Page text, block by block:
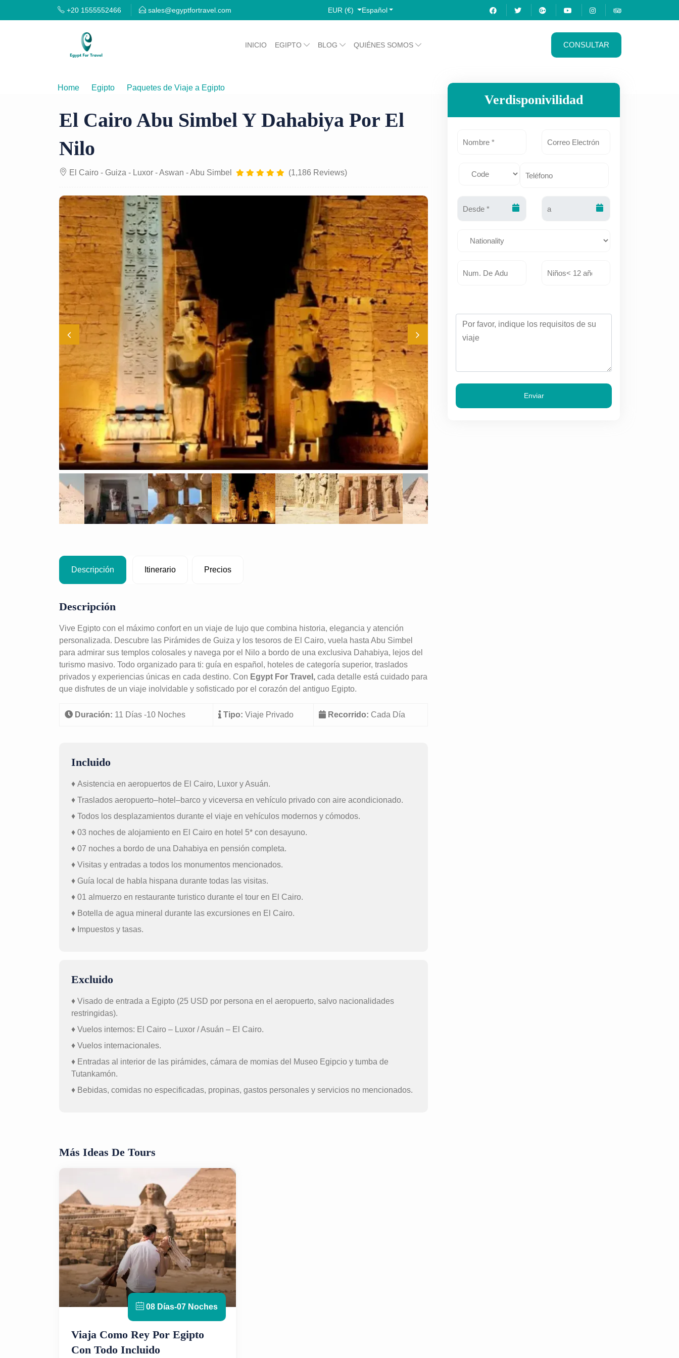
+20 1555552466 sales@egyptfortravel.com EUR (€) Español
INICIO EGIPTO BLOG QUIÉNES SOMOS CONSULTAR
Home Egipto Paquetes de Viaje a Egipto
El Cairo Abu Simbel Y Dahabiya Por El
Nilo
El Cairo - Guiza - Luxor - Aswan - Abu Simbel (1,186 Reviews)
Descripción Itinerario Precios
Descripción
Vive Egipto con el máximo confort en un viaje de lujo que combina historia, elegancia y atención
personalizada. Descubre las Pirámides de Guiza y los tesoros de El Cairo, vuela hasta Abu Simbel
para admirar sus templos colosales y navega por el Nilo a bordo de una exclusiva Dahabiya, lejos del
turismo masivo. Todo organizado para ti: guía en español, hoteles de categoría superior, traslados
privados y experiencias únicas en cada destino. Con Egypt For Travel, cada detalle está cuidado para
que disfrutes de un viaje inolvidable y sofisticado por el corazón del antiguo Egipto.
Duración: 11 Días -10 Noches Tipo: Viaje Privado Recorrido: Cada Día
Incluido
♦ Asistencia en aeropuertos de El Cairo, Luxor y Asuán.
♦ Traslados aeropuerto–hotel–barco y viceversa en vehículo privado con aire acondicionado.
♦ Todos los desplazamientos durante el viaje en vehículos modernos y cómodos.
♦ 03 noches de alojamiento en El Cairo en hotel 5* con desayuno.
♦ 07 noches a bordo de una Dahabiya en pensión completa.
♦ Visitas y entradas a todos los monumentos mencionados.
♦ Guía local de habla hispana durante todas las visitas.
♦ 01 almuerzo en restaurante turistico durante el tour en El Cairo.
♦ Botella de agua mineral durante las excursiones en El Cairo.
♦ Impuestos y tasas.
Excluido
♦ Visado de entrada a Egipto (25 USD por persona en el aeropuerto, salvo nacionalidades
restringidas).
♦ Vuelos internos: El Cairo – Luxor / Asuán – El Cairo.
♦ Vuelos internacionales.
♦ Entradas al interior de las pirámides, cámara de momias del Museo Egipcio y tumba de
Tutankamón.
♦ Bebidas, comidas no especificadas, propinas, gastos personales y servicios no mencionados.
Verdisponivilidad
Enviar
Más Ideas De Tours
08 Días-07 Noches
Viaja Como Rey Por Egipto
Con Todo Incluido